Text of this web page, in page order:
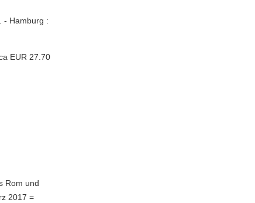
- Hamburg :
EUR 27.70
Rom und
2017 =